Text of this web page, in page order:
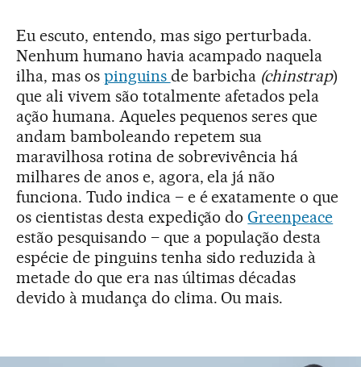
Eu escuto, entendo, mas sigo perturbada.
Nenhum humano havia acampado naquela
ilha, mas os pinguins de barbicha (chinstrap)
que ali vivem são totalmente afetados pela
ação humana. Aqueles pequenos seres que
andam bamboleando repetem sua
maravilhosa rotina de sobrevivência há
milhares de anos e, agora, ela já não
funciona. Tudo indica – e é exatamente o que
os cientistas desta expedição doGreenpeace
estão pesquisando – que a população desta
espécie de pinguins tenha sido reduzida à
metade do que era nas últimas décadas
devido à mudança do clima. Ou mais.